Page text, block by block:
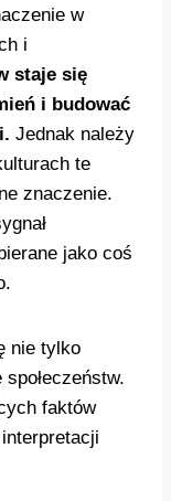
w
i
staje się
i budować
Jednak należy
te
znaczenie.
jako coś
nie tylko
faktów